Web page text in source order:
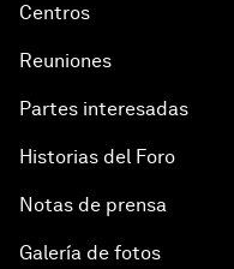
Centros
Reuniones
Partes interesadas
Historias del Foro
Notas de prensa
Galería de fotos